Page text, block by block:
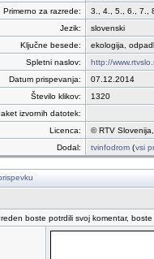
Primerno za razrede:
3., 4., 5., 6., 7.,
Jezik:
slovenski
Ključne besede:
ekologija,
Spletni naslov:
http://
Datum prispevanja:
07.12.2014
Število klikov:
1320
izvornih datotek:
Licenca:
© RTV
Dodal:
tvinfodrom (vsi
boste potrdili svoj komentar,